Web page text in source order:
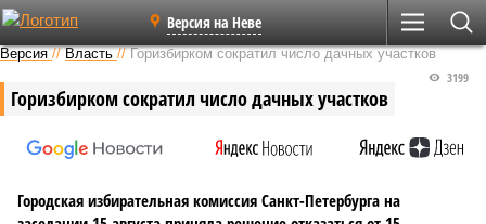
Версия на Неве
Версия //Власть //Горизбирком сократил число дачных участков
Горизбирком сократил число дачных участков
3199
Городская избирательная комиссия Санкт-Петербурга на